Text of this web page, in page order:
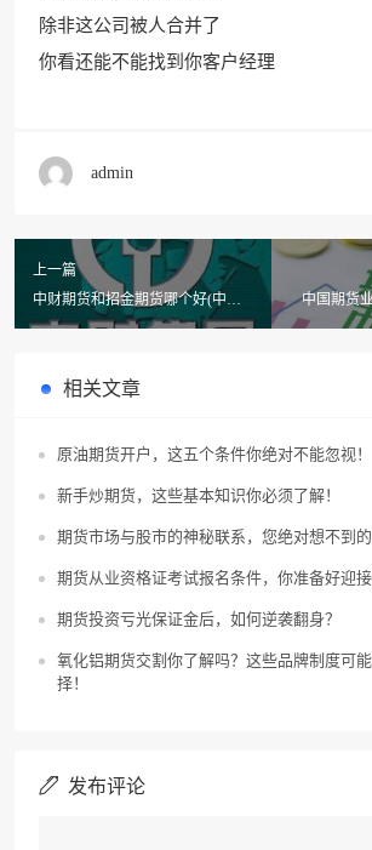
除非这公司被人合并了
你看还能不能找到你客户经理
admin
上一篇
中财期货和招金期货哪个好(中财
期货的历史情况)
中国期货
相关文章
原油期货开户，这五个条件你绝对不能忽视！
新手炒期货，这些基本知识你必须了解！
期货市场与股市的神秘联系，您绝对想不到的
期货从业资格证考试报名条件，你准备好迎接
期货投资亏光保证金后，如何逆袭翻身？
氧化铝期货交割你了解吗？这些品牌制度可
择！
发布评论